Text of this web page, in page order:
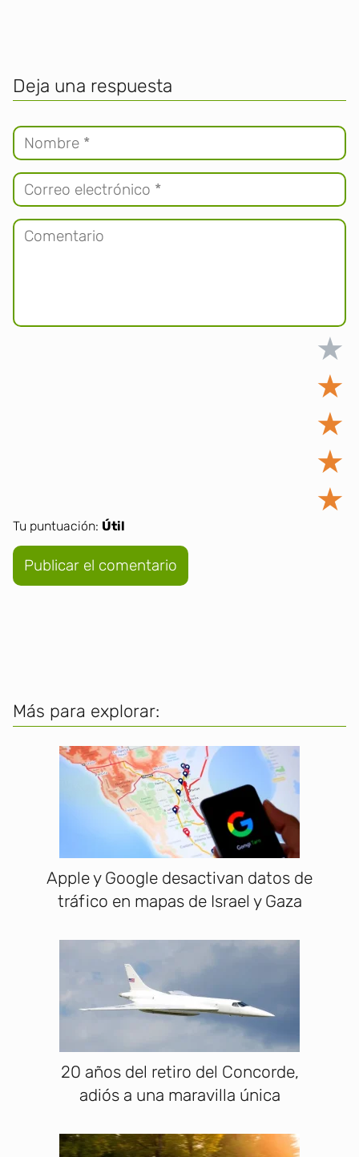
Deja una respuesta
★
★
★
★
★
Tu puntuación: Útil
Más para explorar:
Apple y Google desactivan datos de
tráfico en mapas de Israel y Gaza
20 años del retiro del Concorde,
adiós a una maravilla única